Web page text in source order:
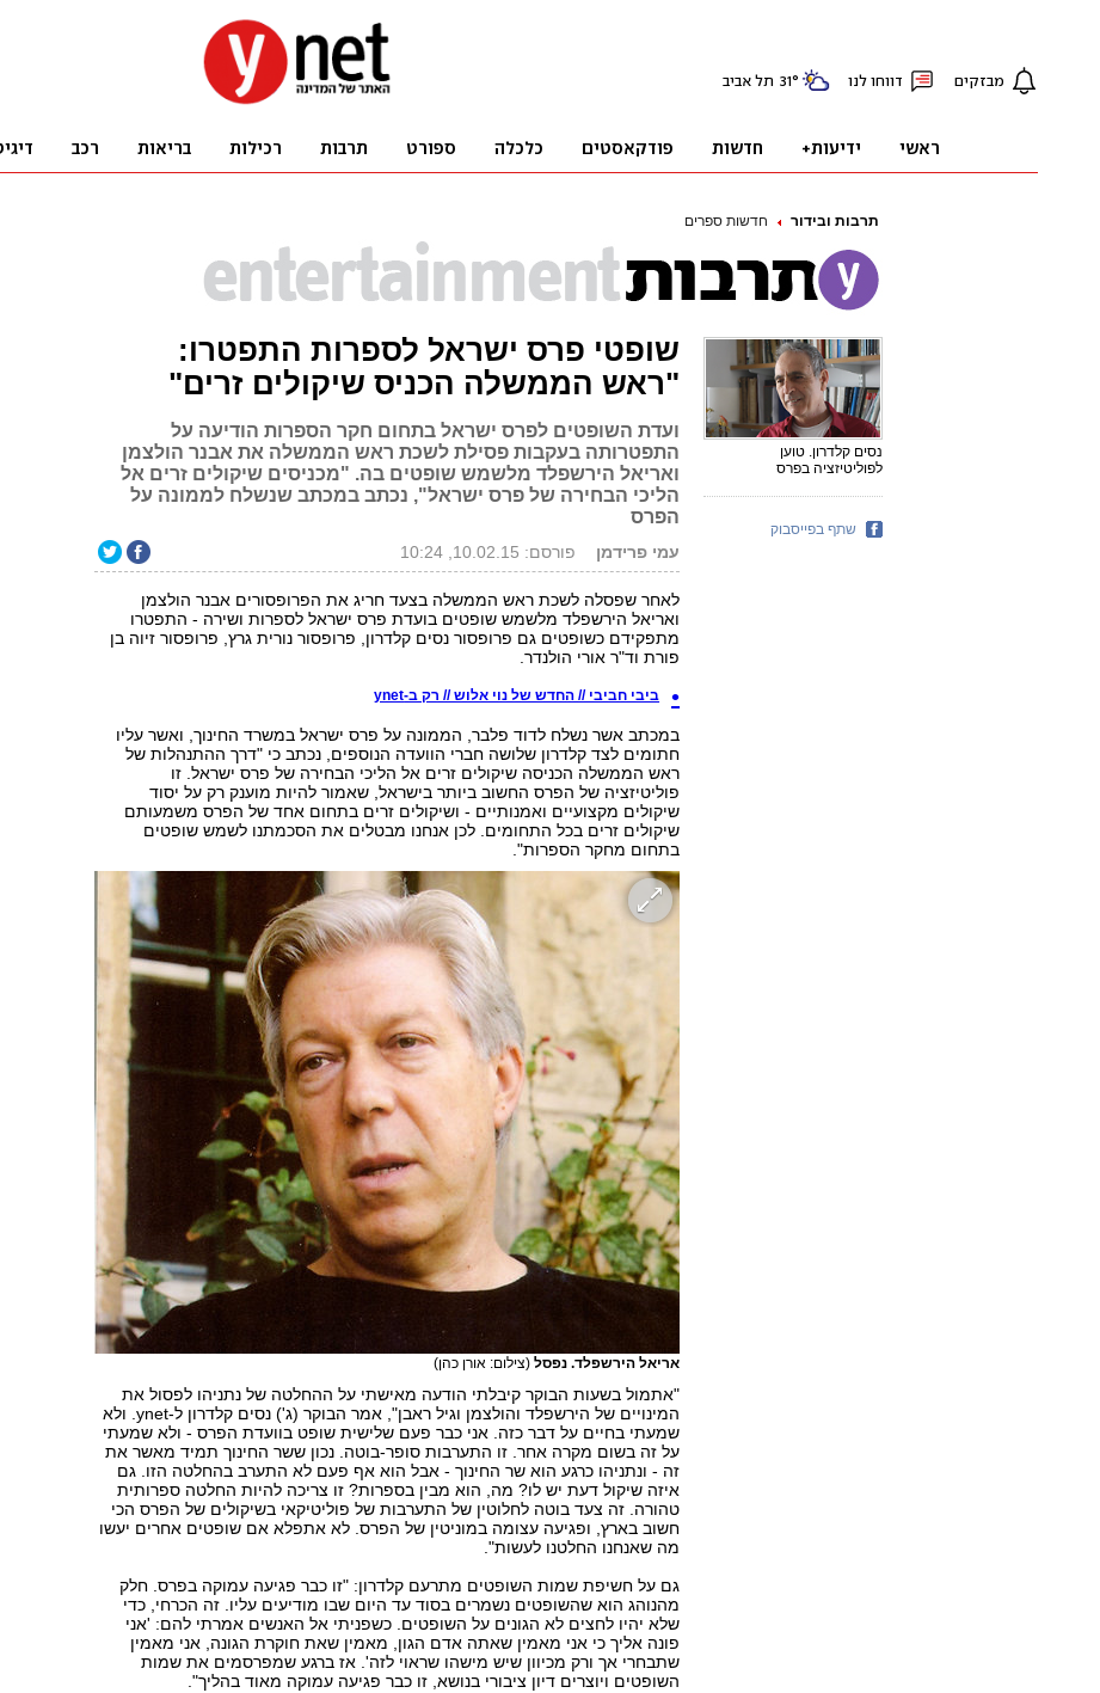
תרבות ובידור חדשות ספרים
שופטי פרס ישראל לספרות התפטרו:
"ראש הממשלה הכניס שיקולים זרים"
ועדת השופטים לפרס ישראל בתחום חקר הספרות הודיעה על
התפטרותה בעקבות פסילת לשכת ראש הממשלה את אבנר הולצמן
ואריאל הירשפלד מלשמש שופטים בה. "מכניסים שיקולים זרים אל
הליכי הבחירה של פרס ישראל", נכתב במכתב שנשלח לממונה על
הפרס
עמי פרידמן פורסם: 10.02.15, 10:24
לאחר שפסלה לשכת ראש הממשלה בצעד חריג את הפרופסורים אבנר הולצמן
ואריאל הירשפלד מלשמש שופטים בועדת פרס ישראל לספרות ושירה - התפטרו
מתפקידם כשופטים גם פרופסור נסים קלדרון, פרופסור נורית גרץ, פרופסור זיוה בן
פורת וד"ר אורי הולנדר.
ביבי חביבי // החדש של נוי אלוש // רק ב-ynet
במכתב אשר נשלח לדוד פלבר, הממונה על פרס ישראל במשרד החינוך, ואשר עליו
חתומים לצד קלדרון שלושה חברי הוועדה הנוספים, נכתב כי "דרך ההתנהלות של
ראש הממשלה הכניסה שיקולים זרים אל הליכי הבחירה של פרס ישראל. זו
פוליטיזציה של הפרס החשוב ביותר בישראל, שאמור להיות מוענק רק על יסוד
שיקולים מקצועיים ואמנותיים - ושיקולים זרים בתחום אחד של הפרס משמעותם
שיקולים זרים בכל התחומים. לכן אנחנו מבטלים את הסכמתנו לשמש שופטים
בתחום מחקר הספרות".
אריאל הירשפלד. נפסל (צילום: אורן כהן)
"אתמול בשעות הבוקר קיבלתי הודעה מאישתי על ההחלטה של נתניהו לפסול את
המינויים של הירשפלד והולצמן וגיל ראבן", אמר הבוקר (ג') נסים קלדרון ל-ynet. ולא
שמעתי בחיים על דבר כזה. אני כבר פעם שלישית שופט בוועדת הפרס - ולא שמעתי
על זה בשום מקרה אחר. זו התערבות סופר-בוטה. נכון ששר החינוך תמיד מאשר את
זה - ונתניהו כרגע הוא שר החינוך - אבל הוא אף פעם לא התערב בהחלטה הזו. גם
איזה שיקול דעת יש לו? מה, הוא מבין בספרות? זו צריכה להיות החלטה ספרותית
טהורה. זה צעד בוטה לחלוטין של התערבות של פוליטיקאי בשיקולים של הפרס הכי
חשוב בארץ, ופגיעה עצומה במוניטין של הפרס. לא אתפלא אם שופטים אחרים יעשו
מה שאנחנו החלטנו לעשות".
גם על חשיפת שמות השופטים מתרעם קלדרון: "זו כבר פגיעה עמוקה בפרס. חלק
מהנוהג הוא שהשופטים נשמרים בסוד עד היום שבו מודיעים עליו. זה הכרחי, כדי
שלא יהיו לחצים לא הגונים על השופטים. כשפניתי אל האנשים אמרתי להם: 'אני
פונה אליך כי אני מאמין שאתה אדם הגון, מאמין שאת חוקרת הגונה, אני מאמין
שתבחרי אך ורק מכיוון שיש מישהו שראוי לזה'. אז ברגע שמפרסמים את שמות
השופטים ויוצרים דיון ציבורי בנושא, זו כבר פגיעה עמוקה מאוד בהליך".
נסים קלדרון. טוען
לפוליטיזציה בפרס
שתף בפייסבוק